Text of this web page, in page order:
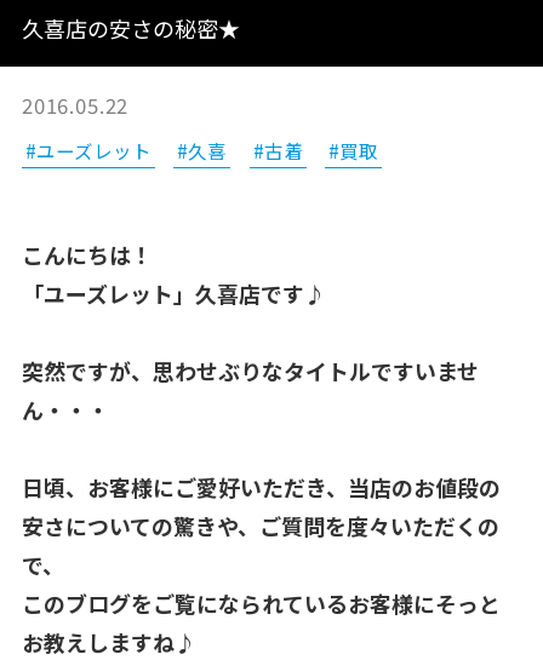
久喜店の安さの秘密★
2016.05.22
#ユーズレット #久喜 #古着 #買取
こんにちは！
「ユーズレット」久喜店です♪
突然ですが、思わせぶりなタイトルですいませ
ん・・・
日頃、お客様にご愛好いただき、当店のお値段の
安さについての驚きや、ご質問を度々いただくの
で、
このブログをご覧になられているお客様にそっと
お教えしますね♪